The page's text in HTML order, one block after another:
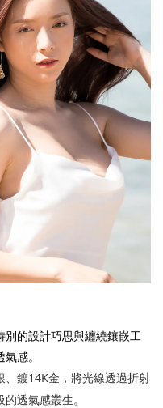
別的設計巧思與纏繞鑲嵌工
感。
、鍍14K金，將光線透過折射
透氣感叢生。